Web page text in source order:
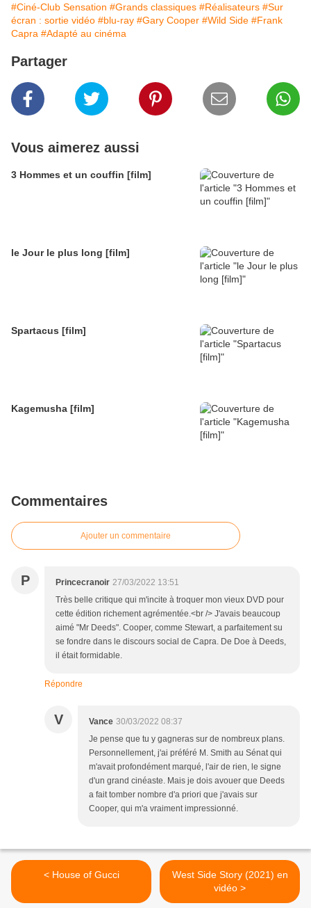
#Ciné-Club Sensation #Grands classiques #Réalisateurs #Sur
écran : sortie vidéo #blu-ray #Gary Cooper #Wild Side #Frank
Capra #Adapté au cinéma
Partager
Vous aimerez aussi
3 Hommes et un couffin [film]
le Jour le plus long [film]
Spartacus [film]
Kagemusha [film]
Commentaires
Ajouter un commentaire
P Princecranoir 27/03/2022 13:51
Très belle critique qui m'incite à troquer mon vieux DVD pour
cette édition richement agrémentée.<br /> J'avais beaucoup
aimé "Mr Deeds". Cooper, comme Stewart, a parfaitement su
se fondre dans le discours social de Capra. De Doe à Deeds,
il était formidable.
Répondre
V Vance 30/03/2022 08:37
Je pense que tu y gagneras sur de nombreux plans.
Personnellement, j'ai préféré M. Smith au Sénat qui
m'avait profondément marqué, l'air de rien, le signe
d'un grand cinéaste. Mais je dois avouer que Deeds
a fait tomber nombre d'a priori que j'avais sur
Cooper, qui m'a vraiment impressionné.
< House of Gucci
West Side Story (2021) en
vidéo >